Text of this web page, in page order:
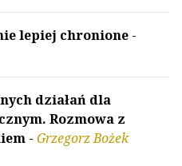
lepiej chronione -
działań dla
Rozmowa z
- Grzegorz Bożek